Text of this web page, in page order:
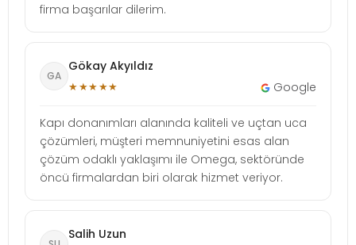
firma başarılar dilerim.
GA
Gökay Akyıldız
★★★★★ Google
Kapı donanımları alanında kaliteli ve uçtan uca
çözümleri, müşteri memnuniyetini esas alan
çözüm odaklı yaklaşımı ile Omega, sektöründe
öncü firmalardan biri olarak hizmet veriyor.
Salih Uzun